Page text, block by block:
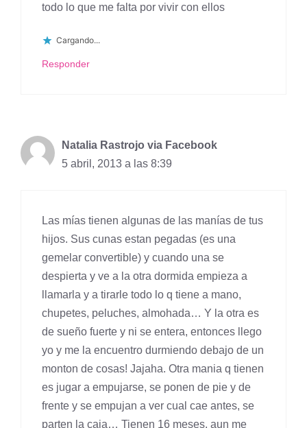
todo lo que me falta por vivir con ellos
Cargando...
Responder
Natalia Rastrojo via Facebook
5 abril, 2013 a las 8:39
Las mías tienen algunas de las manías de tus
hijos. Sus cunas estan pegadas (es una
gemelar convertible) y cuando una se
despierta y ve a la otra dormida empieza a
llamarla y a tirarle todo lo q tiene a mano,
chupetes, peluches, almohada… Y la otra es
de sueño fuerte y ni se entera, entonces llego
yo y me la encuentro durmiendo debajo de un
monton de cosas! Jajaha. Otra mania q tienen
es jugar a empujarse, se ponen de pie y de
frente y se empujan a ver cual cae antes, se
parten la caja… Tienen 16 meses, aun me